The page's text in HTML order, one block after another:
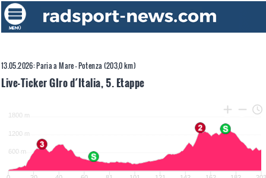
13.05.2026: Paria a Mare - Potenza (203,0 km)
Live-Ticker GIro d´Italia, 5. Etappe